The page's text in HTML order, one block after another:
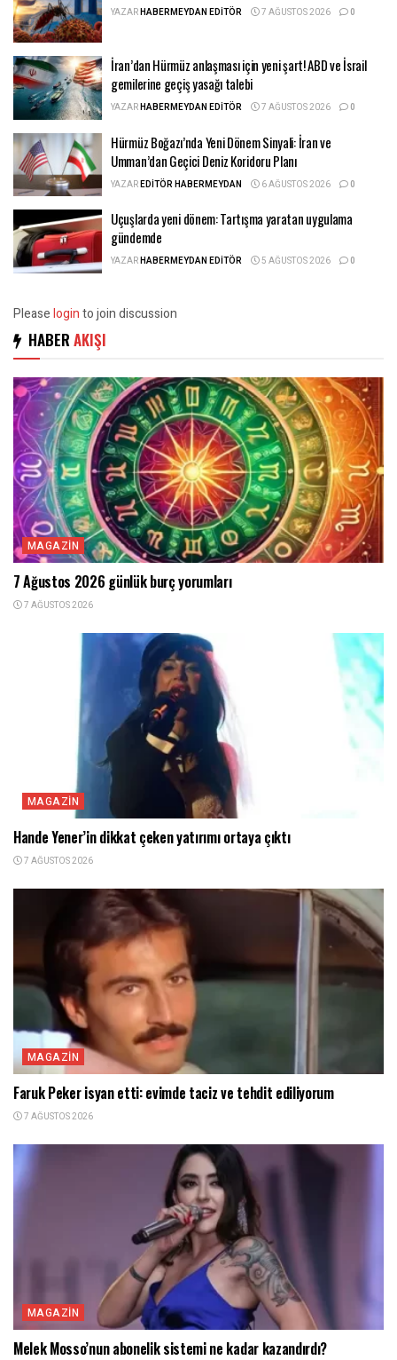
YAZARHABERMEYDAN EDITÖR 7 AĞUSTOS 2026 0
İran’dan Hürmüz anlaşması için yeni şart! ABD ve İsrail
gemilerine geçiş yasağı talebi
YAZARHABERMEYDAN EDITÖR 7 AĞUSTOS 2026 0
Hürmüz Boğazı’nda Yeni Dönem Sinyali: İran ve
Umman’dan Geçici Deniz Koridoru Planı
YAZAREDITÖR HABERMEYDAN 6 AĞUSTOS 2026 0
Uçuşlarda yeni dönem: Tartışma yaratan uygulama
gündemde
YAZARHABERMEYDAN EDITÖR 5 AĞUSTOS 2026 0
Pleaseloginto join discussion
HABER AKIŞI
MAGAZIN
7 Ağustos 2026 günlük burç yorumları
7 AĞUSTOS 2026
MAGAZIN
Hande Yener’in dikkat çeken yatırımı ortaya çıktı
7 AĞUSTOS 2026
MAGAZIN
Faruk Peker isyan etti: evimde taciz ve tehdit ediliyorum
7 AĞUSTOS 2026
MAGAZIN
Melek Mosso’nun abonelik sistemi ne kadar kazandırdı?